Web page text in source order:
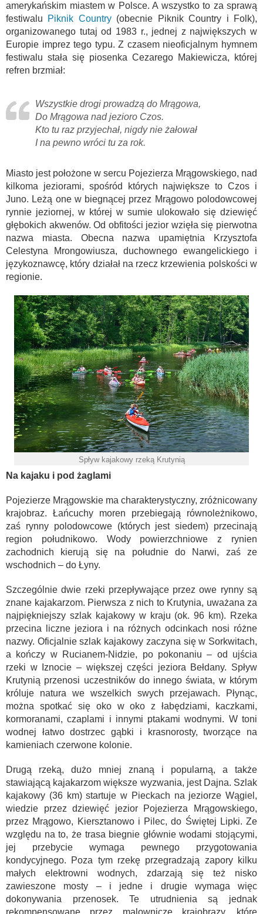
amerykańskim miastem w Polsce. A wszystko to za sprawą
festiwalu Piknik Country(obecnie Piknik Country i Folk),
organizowanego tutaj od 1983 r., jednej z największych w
Europie imprez tego typu. Z czasem nieoficjalnym hymnem
festiwalu stała się piosenka Cezarego Makiewicza, której
refren brzmiał:
Wszystkie drogi prowadzą do Mrągowa,
Do Mrągowa nad jezioro Czos.
Kto tu raz przyjechał, nigdy nie żałował
I na pewno wróci tu za rok.
Miasto jest położone w sercu Pojezierza Mrągowskiego, nad
kilkoma jeziorami, spośród których największe to Czos i
Juno. Leżą one w biegnącej przez Mrągowo polodowcowej
rynnie jeziornej, w której w sumie ulokowało się dziewięć
głębokich akwenów. Od obfitości jezior wzięła się pierwotna
nazwa miasta. Obecna nazwa upamiętnia Krzysztofa
Celestyna Mrongowiusza, duchownego ewangelickiego i
językoznawcę, który działał na rzecz krzewienia polskości w
regionie.
Spływ kajakowy rzeką Krutynią
Na kajaku i pod żaglami
Pojezierze Mrągowskie ma charakterystyczny, zróżnicowany
krajobraz. Łańcuchy moren przebiegają równoleżnikowo,
zaś rynny polodowcowe (których jest siedem) przecinają
region południkowo. Wody powierzchniowe z rynien
zachodnich kierują się na południe do Narwi, zaś ze
wschodnich – do Łyny.
Szczególnie dwie rzeki przepływające przez owe rynny są
znane kajakarzom. Pierwsza z nich to Krutynia, uważana za
najpiękniejszy szlak kajakowy w kraju (ok. 96 km). Rzeka
przecina liczne jeziora i na różnych odcinkach nosi różne
nazwy. Oficjalnie szlak kajakowy zaczyna się w Sorkwitach,
a kończy w Rucianem-Nidzie, po pokonaniu – od ujścia
rzeki w Iznocie – większej części jeziora Bełdany. Spływ
Krutynią przenosi uczestników do innego świata, w którym
króluje natura we wszelkich swych przejawach. Płynąc,
można spotkać się oko w oko z łabędziami, kaczkami,
kormoranami, czaplami i innymi ptakami wodnymi. W toni
wodnej łatwo dostrzec gąbki i krasnorosty, tworzące na
kamieniach czerwone kolonie.
Drugą rzeką, dużo mniej znaną i popularną, a także
stawiającą kajakarzom większe wyzwania, jest Dajna. Szlak
kajakowy (36 km) startuje w Pieckach na jeziorze Wągiel,
wiedzie przez dziewięć jezior Pojezierza Mrągowskiego,
przez Mrągowo, Kiersztanowo i Pilec, do Świętej Lipki. Ze
względu na to, że trasa biegnie głównie wodami stojącymi,
jej przebycie wymaga pewnego przygotowania
kondycyjnego. Poza tym rzekę przegradzają zapory kilku
małych elektrowni wodnych, zdarzają się też nisko
zawieszone mosty – i jedne i drugie wymaga więc
dokonywania przenosek. Te utrudnienia są jednak